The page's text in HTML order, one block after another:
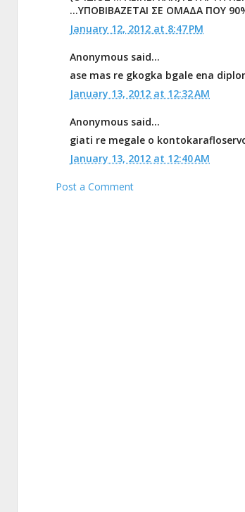
...ΥΠΟΒΙΒΑΖΕΤΑΙ ΣΕ ΟΜΑΔΑ ΠΟΥ
January 12, 2012 at 8:47 PM
Anonymous said...
ase mas re gkogka bgale ena
January 13, 2012 at 12:32 AM
Anonymous said...
giati re megale o
January 13, 2012 at 12:40 AM
Post a Comment